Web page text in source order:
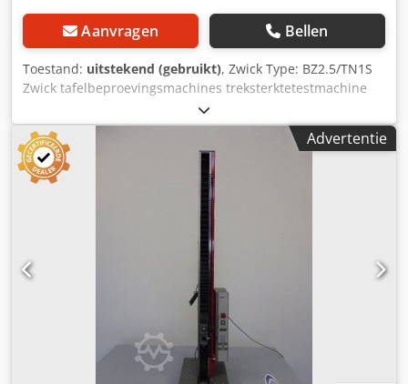
Aanvragen Bellen
Toestand: uitstekend (gebruikt), Zwick Type: BZ2.5/TN1S
Zwick tafelbeproevingsmachines treksterktetestmachine
Toepassingsgebied: Uitgebreid toepassingsgebied, van
kunststof- en elastomeertesten, papier-, textiel-,
schuimstof- en draadtesten tot aan componenttesten.
Dsdpfx Ahozdry Io Aeck Belastingsframe: Max. testkracht
FN in trek-/drukkracht: 2,5 kN Hoogte (h1) ca. 770 mm
Breedte inclusief elektronicamodule: 320 mm Diepte
inclusief elektronicamodule: 414 mm Werkruimtehoogte h
min ... h max: Kruisstuk naar boven gemonteerd: 227 ...
573 mm Kruisstuk 180° gedraaid gemonteerd: 57 ... 403
mm (steeds zonder aansluitpennen) Aansluitwaarden:
Elektrische aansluiting: 115/230 V 4/2A-1PH/PE/N
Vermogensopname: 0,4 kVA Netfrequentie: 50/60 Hz 2,5 kN
Toestand: gebruikt Leveringsomvang: (zie afbeelding)
(Wijzigingen en vergissingen in de technische gegevens
voorbehouden!) Voor verdere vragen staan wij u graag
Advertentie